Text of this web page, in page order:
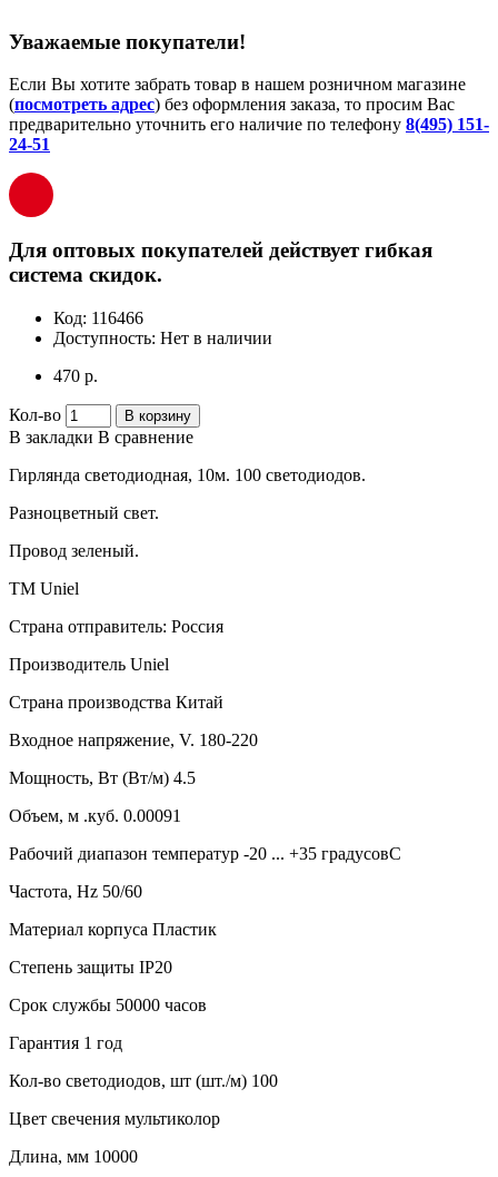
Уважаемые покупатели!
Если Вы хотите забрать товар в нашем розничном магазине
(посмотреть адрес) без оформления заказа, то просим Вас
предварительно уточнить его наличие по телефону 8(495) 151-
24-51
Для оптовых покупателей действует гибкая
система скидок.
Код: 116466
Доступность: Нет в наличии
470 р.
Кол-во В корзину
В закладки В сравнение
Гирлянда светодиодная, 10м. 100 светодиодов.
Разноцветный свет.
Провод зеленый.
ТМ Uniel
Страна отправитель: Россия
Производитель Uniel
Страна производства Китай
Входное напряжение, V. 180-220
Мощность, Вт (Вт/м) 4.5
Объем, м .куб. 0.00091
Рабочий диапазон температур -20 ... +35 градусовC
Частота, Hz 50/60
Материал корпуса Пластик
Степень защиты IP20
Срок службы 50000 часов
Гарантия 1 год
Кол-во светодиодов, шт (шт./м) 100
Цвет свечения мультиколор
Длина, мм 10000